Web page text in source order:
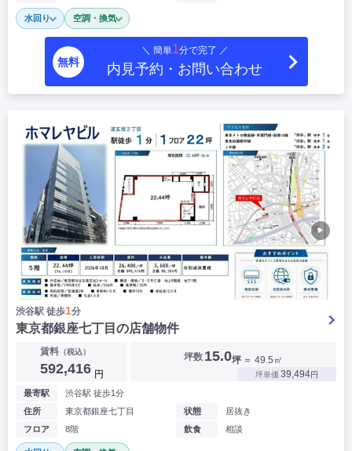
水回り 空調・換気
無料
＼ 簡単1分で完了 ／
内見予約・お問い合わせ
▶
渋谷駅 徒歩1分
東京都銀座七丁目の店舗物件
賃料（税込）
592,416 円
坪数 15.0坪 ＝ 49.5㎡
坪単価 39,494円
最寄駅
渋谷駅 徒歩1分
住所
東京都銀座七丁目
フロア
8階
状態
居抜き
飲食
相談